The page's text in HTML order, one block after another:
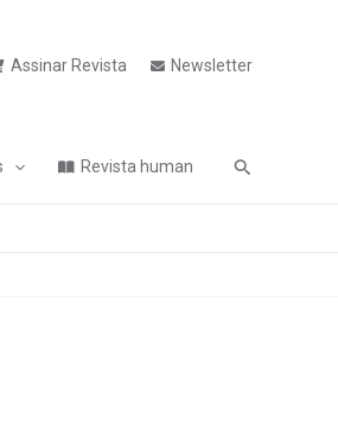
Assinar Revista Newsletter
Revista human Pesquisa